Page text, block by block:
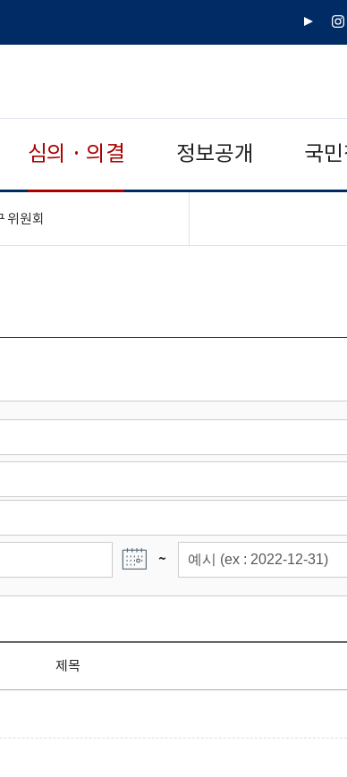
유
인
심의 · 의결 정보공개 국
위원회
~
제목